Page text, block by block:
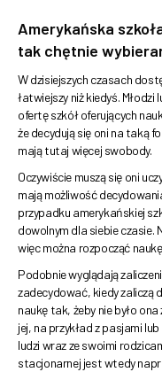
Amerykańska
tak chętnie
W dzisiejszych czasach
łatwiejszy niż kiedyś.
ofertę szkół oferujących
że decydują się oni na taką
mają tutaj więcej swobody.
Oczywiście muszą się oni
mają możliwość
przypadku amerykańskiej
dowolnym dla siebie czasie.
więc można rozpocząć
Podobnie wyglądają
zadecydować, kiedy zaliczą
naukę tak, żeby nie było
jej, na przykład z pasjami
ludzi wraz ze swoimi
stacjonarnej jest wtedy